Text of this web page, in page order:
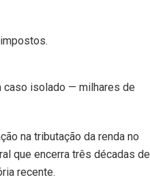
caso isolado — milhares de
na tributação da renda no
que encerra três décadas de
recente.